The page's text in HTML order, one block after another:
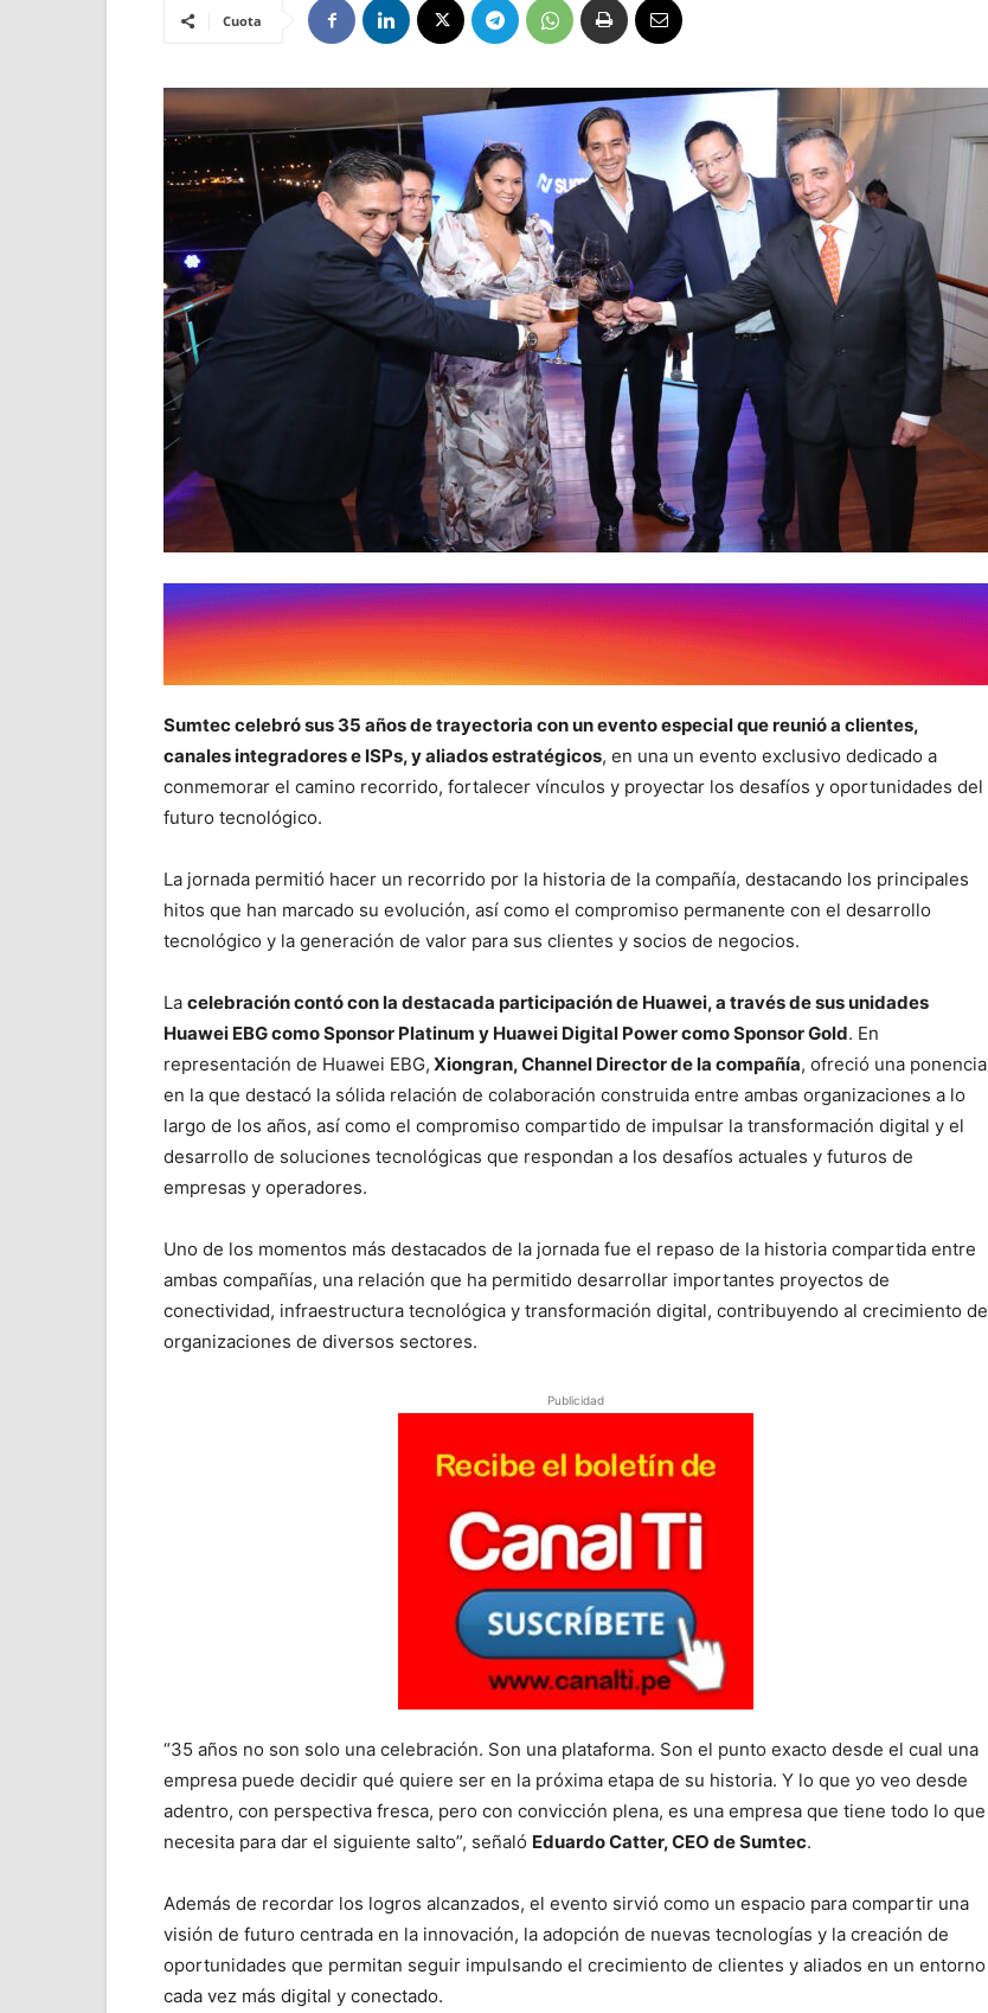
Cuota
Sumtec celebró sus 35 años de trayectoria con un evento especial que reunió a clientes,
canales integradores e ISPs, y aliados estratégicos, en una un evento exclusivo dedicado a
conmemorar el camino recorrido, fortalecer vínculos y proyectar los desafíos y oportunidades del
futuro tecnológico.
La jornada permitió hacer un recorrido por la historia de la compañía, destacando los principales
hitos que han marcado su evolución, así como el compromiso permanente con el desarrollo
tecnológico y la generación de valor para sus clientes y socios de negocios.
La celebración contó con la destacada participación de Huawei, a través de sus unidades
Huawei EBG como Sponsor Platinum y Huawei Digital Power como Sponsor Gold. En
representación de Huawei EBG, Xiongran, Channel Director de la compañía, ofreció una ponencia
en la que destacó la sólida relación de colaboración construida entre ambas organizaciones a lo
largo de los años, así como el compromiso compartido de impulsar la transformación digital y el
desarrollo de soluciones tecnológicas que respondan a los desafíos actuales y futuros de
empresas y operadores.
Uno de los momentos más destacados de la jornada fue el repaso de la historia compartida entre
ambas compañías, una relación que ha permitido desarrollar importantes proyectos de
conectividad, infraestructura tecnológica y transformación digital, contribuyendo al crecimiento de
organizaciones de diversos sectores.
Publicidad
“35 años no son solo una celebración. Son una plataforma. Son el punto exacto desde el cual una
empresa puede decidir qué quiere ser en la próxima etapa de su historia. Y lo que yo veo desde
adentro, con perspectiva fresca, pero con convicción plena, es una empresa que tiene todo lo que
necesita para dar el siguiente salto”, señaló Eduardo Catter, CEO de Sumtec.
Además de recordar los logros alcanzados, el evento sirvió como un espacio para compartir una
visión de futuro centrada en la innovación, la adopción de nuevas tecnologías y la creación de
oportunidades que permitan seguir impulsando el crecimiento de clientes y aliados en un entorno
cada vez más digital y conectado.